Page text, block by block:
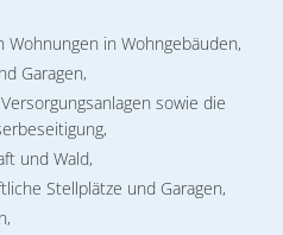
Wohnungen in Wohngebäuden,
Garagen,
sowie die
und Wald,
Stellplätze und Garagen,